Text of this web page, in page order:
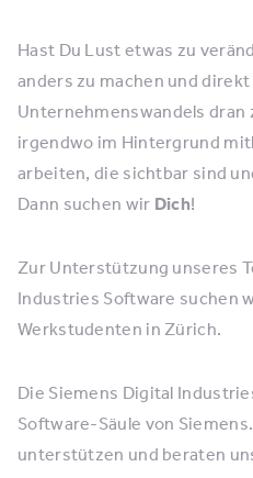
Hast Du Lust etwas zu
anders zu machen und
Unternehmenswandels dran
irgendwo im Hintergrund
arbeiten, die sichtbar sind
Dann suchen wir Dich!
Zur Unterstützung unseres
Industries Software suchen
Werkstudenten in Zürich.
Die Siemens Digital
Software-Säule von
unterstützen und beraten